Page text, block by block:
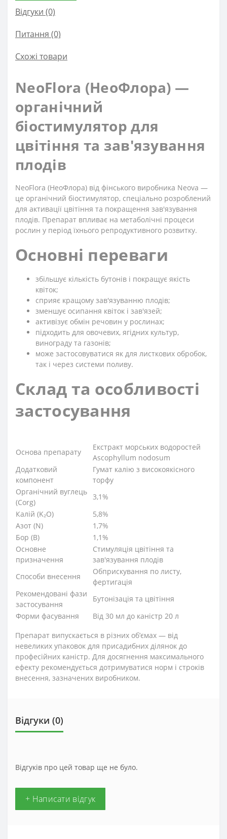
Відгуки (0)
Питання (0)
Схожі товари
NeoFlora (НеоФлора) —
органічний
біостимулятор для
цвітіння та зав'язування
плодів
NeoFlora (НеоФлора) від фінського виробника Neova —
це органічний біостимулятор, спеціально розроблений
для активації цвітіння та покращення зав'язування
плодів. Препарат впливає на метаболічні процеси
рослин у період їхнього репродуктивного розвитку.
Основні переваги
збільшує кількість бутонів і покращує якість
квіток;
сприяє кращому зав'язуванню плодів;
зменшує осипання квіток і зав'язей;
активізує обмін речовин у рослинах;
підходить для овочевих, ягідних культур,
винограду та газонів;
може застосовуватися як для листкових обробок,
так і через системи поливу.
Склад та особливості
застосування
Основа препарату
Екстракт морських водоростей
Ascophyllum nodosum
Додатковий
компонент
Гумат калію з високоякісного
торфу
Органічний вуглець
(Corg)
3,1%
Калій (K₂O)
5,8%
Азот (N)
1,7%
Бор (B)
1,1%
Основне
призначення
Стимуляція цвітіння та
зав'язування плодів
Способи внесення
Обприскування по листу,
фертигація
Рекомендовані фази
застосування
Бутонізація та цвітіння
Форми фасування
Від 30 мл до каністр 20 л
Препарат випускається в різних об’ємах — від
невеликих упаковок для присадибних ділянок до
професійних каністр. Для досягнення максимального
ефекту рекомендується дотримуватися норм і строків
внесення, зазначених виробником.
Відгуки (0)
Відгуків про цей товар ще не було.
+ Написати відгук